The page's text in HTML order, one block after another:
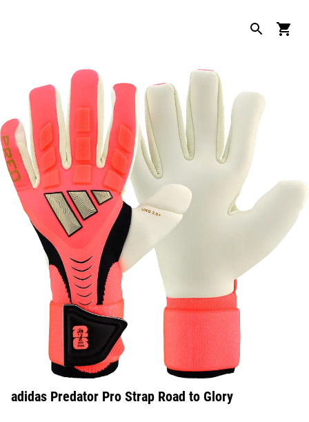
adidas Predator Pro Strap Road to Glory